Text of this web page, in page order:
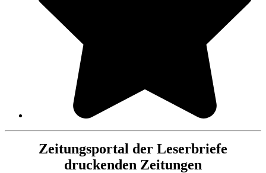
Zeitungsportal der Leserbriefe
druckenden Zeitungen